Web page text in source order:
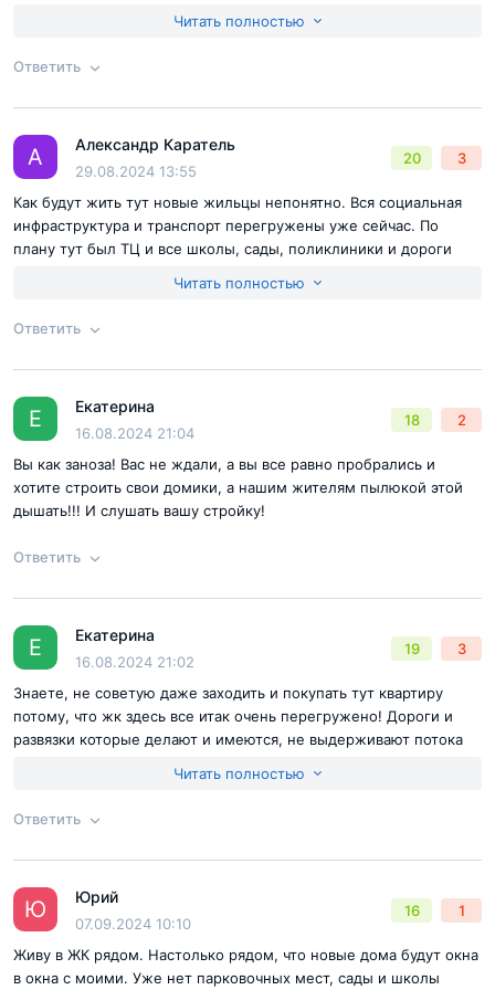
Согласен справилами публикациина сайте
Отправить комментарий
будет. Ни парка ни свера. Люди смотрите где и что берете!!!!
Недостатки:
ни сада не стоят, интересно? Рядом школы переполненные по
у дороги будет. Ни парка ни свера. Люди смотрите где и что
берете!!!!
Читать полностью
Ответить
Ответ на отзыв @Олег
Согласен справилами публикациина сайте
Отправить комментарий
А Александр Каратель
29.08.2024 13:55
20 3
Как будут жить тут новые жильцы непонятно. Вся социальная
инфраструктура и транспорт перегружены уже сейчас. По
плану тут был ТЦ и все школы, сады, поликлиники и дороги
Читать полностью
Ответить
Ответ на отзыв
Согласен справилами публикации
Отправить комментарий
Е Екатерина
16.08.2024 21:04
18 2
Вы как заноза! Вас не ждали, а вы все равно пробрались и
хотите строить свои домики, а нашим жителям пылюкой этой
дышать!!! И слушать вашу стройку!
Ответить
Ответ на отзыв
Согласен справилами публикациина сайте
Отправить комментарий
Е Екатерина
16.08.2024 21:02
19 3
Знаете, не советую даже заходить и покупать тут квартиру
потому, что жк здесь все итак очень перегружено! Дороги и
развязки которые делают и имеются, не выдерживают потока
от ближайших метро. Ваш застройщик сделал все, чтобы занять
построили, паркинг. В общем, будущие соседи, думайте еще
раз хорошенько перед тем, как сюда все же переехать. Ну а
тем, кто собирается купить квартиры и продавать- здорово. Вам
только и можно позавидовать. У вас, наверное, свои дома , с
Читать полностью
Ответить
Ответ на отзыв
Ю Юрий
07.09.2024 10:10
16 1
Живу в ЖК рядом. Настолько рядом, что новые дома будут окна
в окна с моими. Уже нет парковочных мест, сады и школы